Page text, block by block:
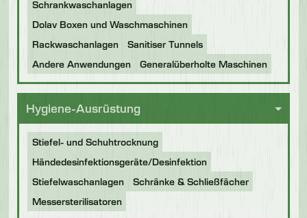
Schrankwaschanlagen
Dolav Boxen und Waschmaschinen
Rackwaschanlagen
Sanitiser Tunnels
Andere Anwendungen
Generalüberholte Maschinen
Hygiene-Ausrüstung
Stiefel- und Schuhtrocknung
Händedesinfektionsgeräte/Desinfektion
Stiefelwaschanlagen
Schränke & Schließfächer
Messersterilisatoren